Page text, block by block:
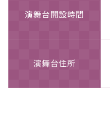
演舞台開設時間
演舞台住所